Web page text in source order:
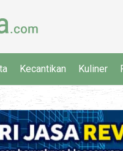
Kecantikan Kuliner